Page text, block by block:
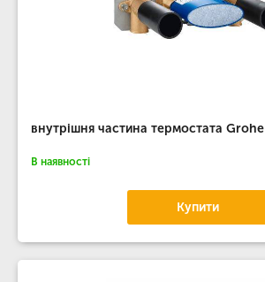
внутрішня частина термостата Grohe
В наявності
Купити